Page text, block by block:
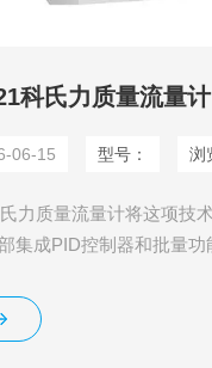
科氏力质量流量计
06-15 型号： 浏
力质量流量计将这项技
集成PID控制器和批量功